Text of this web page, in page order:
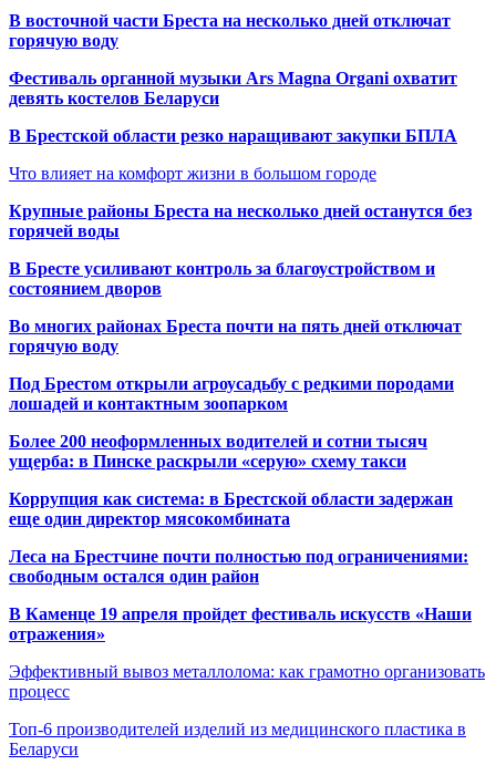
В восточной части Бреста на несколько дней отключат
горячую воду
Фестиваль органной музыки Ars Magna Organi охватит
девять костелов Беларуси
В Брестской области резко наращивают закупки БПЛА
Что влияет на комфорт жизни в большом городе
Крупные районы Бреста на несколько дней останутся без
горячей воды
В Бресте усиливают контроль за благоустройством и
состоянием дворов
Во многих районах Бреста почти на пять дней отключат
горячую воду
Под Брестом открыли агроусадьбу с редкими породами
лошадей и контактным зоопарком
Более 200 неоформленных водителей и сотни тысяч
ущерба: в Пинске раскрыли «серую» схему такси
Коррупция как система: в Брестской области задержан
еще один директор мясокомбината
Леса на Брестчине почти полностью под ограничениями:
свободным остался один район
В Каменце 19 апреля пройдет фестиваль искусств «Наши
отражения»
Эффективный вывоз металлолома: как грамотно организовать
процесс
Топ-6 производителей изделий из медицинского пластика в
Беларуси